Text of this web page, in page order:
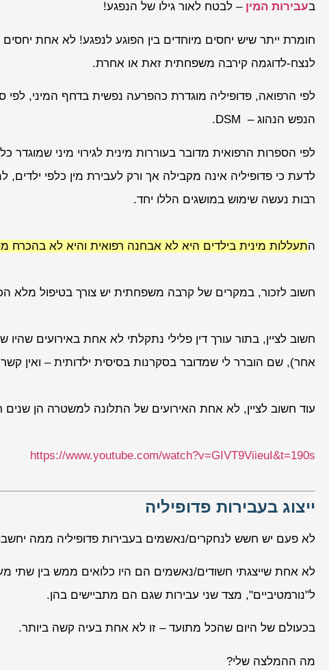
בעבירות המין – לבטח לאור גילו של הנפגע!
חומרת ייתר שיש יחסים מיוחדים בין הפוגע לנפגע! לא אחת
לנצח-לדוגמה קירבה משפחתית זאת או אחרת.
לפי הרפואה, פדופיליה מוגדרת כהפרעה נפשית בדחף המיני, לפי
הנפש הנהוג – DSM.
לפי הספרות הרפואית מדובר בעוררות מינית לגירוי מיני שמוגדר
לדעת כי פדופיליה אינה מקבילה אך ורק לעבירת מין כלפי ילדים,
רבות נעשה שימוש במושגים הללו יחד.
התעללות מינית בילדים היא לא אבחנה רפואית והיא לא בהכרח
חשוב לזכור, במקרים של קרבה משפחתית יש צורך בטיפול מלא
חשוב לציין, בתור עורך דין פלילי נתקלתי לא אחת באירועים שהיו
אחר), שם הוברר לי שמדובר בסקרנות בסיסית ילדותית – ואין קשר
עוד חשוב לציין, לא אחת האירועים של התלונה למשטרה הן שנים
https://www.youtube.com/watch?v=GIVT9ViieuI&t=190s
ייצוג בעבירות פדופיליה
לא פעם יש חשש לנחקרים/נאשמים בעבירות פדופיליה ממה
לא אחת שייצגתי חשודים/נאשמים הם היו כלואים ממש בין שתי
ל"נורמטיביים", מצד שני עבירות שגם הם מתביישים בהן.
בכעולם של היום שהכל מתועד – זו לא אחת בעיה קשה ביותר.
מה ההמלצה שלי?